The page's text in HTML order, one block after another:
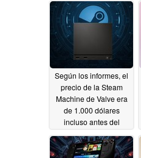
Según los informes, el
precio de la Steam
Machine de Valve era
de 1.000 dólares
incluso antes del
lanzamiento05/31/2026